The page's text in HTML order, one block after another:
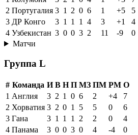
2 Португалия 3 1 2 0 6 1 +5
5
3 ДР Конго 3 1 1 1 4 3 +1
4
4 Узбекистан 3 0 0 3 2 11 -9
0
Матчи
Группа L
# Команда И В Н П МЗ ПМ РМ О
1 Англия 3 2 1 0 6 2 +4
7
2 Хорватия 3 2 0 1 5 5 0
6
3 Гана 3 1 1 1 2 2 0
4
4 Панама 3 0 0 3 0 4 -4
0